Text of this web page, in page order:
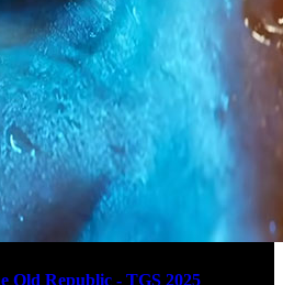
Old Republic - TGS 2025